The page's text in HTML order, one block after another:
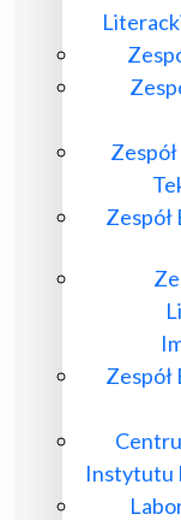
Zespół
Instytutu